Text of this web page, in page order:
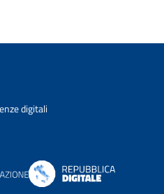
digitali